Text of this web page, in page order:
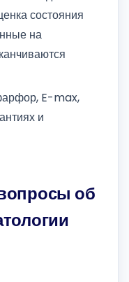
состояния
на
E-max,
и
об